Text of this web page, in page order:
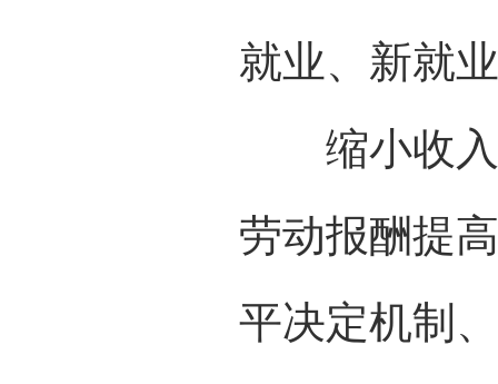
就业、新就
缩小收入
劳动报酬提
平决定机制